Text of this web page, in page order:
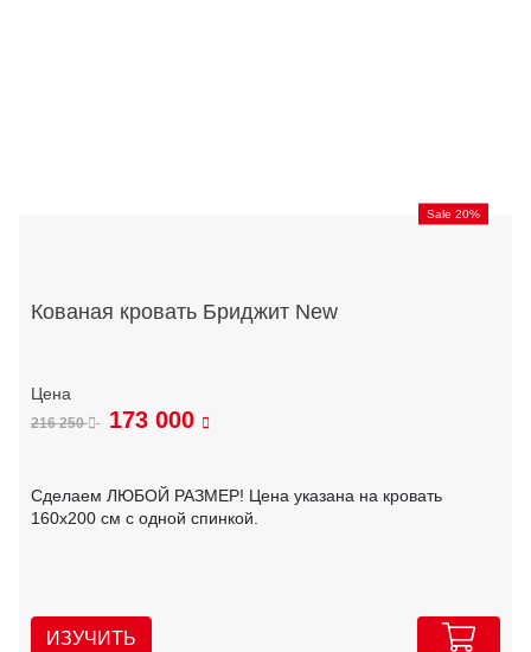
Sale 20%
Кованая кровать Бриджит New
216 250 173 000
Сделаем ЛЮБОЙ РАЗМЕР! Цена указана на кровать
160х200 см с одной спинкой.
ИЗУЧИТЬ